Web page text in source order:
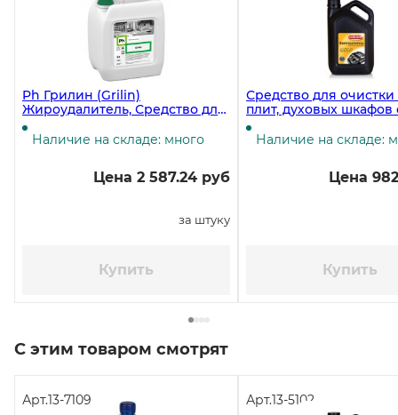
Ph Грилин (Grilin)
Жироудалитель, Средство для
удаления жира, 5 литров ЧЗ
Наличие на складе: много
Цена 2 587.24 руб
за штуку
Купить
Средство для
плит, духовых шкафов
Unicum Gold, 3 литра
Наличие на складе:
Цена
Купить
С этим товаром смотрят
Арт.13-7109 Арт.13-5102